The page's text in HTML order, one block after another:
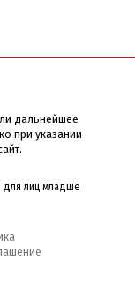
дальнейшее
при указании
для лиц младше